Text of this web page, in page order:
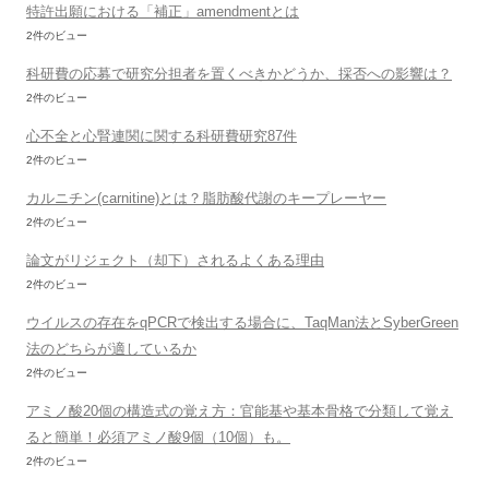
特許出願における「補正」amendmentとは
2件のビュー
科研費の応募で研究分担者を置くべきかどうか、採否への影響は？
2件のビュー
心不全と心腎連関に関する科研費研究87件
2件のビュー
カルニチン(carnitine)とは？脂肪酸代謝のキープレーヤー
2件のビュー
論文がリジェクト（却下）されるよくある理由
2件のビュー
ウイルスの存在をqPCRで検出する場合に、TaqMan法とSyberGreen
法のどちらが適しているか
2件のビュー
アミノ酸20個の構造式の覚え方：官能基や基本骨格で分類して覚え
ると簡単！必須アミノ酸9個（10個）も。
2件のビュー